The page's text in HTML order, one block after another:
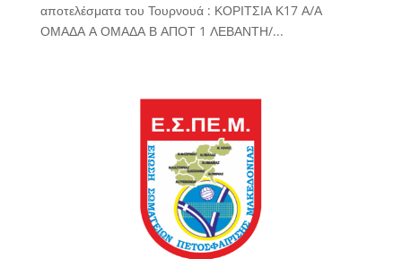
αποτελέσματα του Τουρνουά : ΚΟΡΙΤΣΙΑ Κ17 Α/Α
ΟΜΑΔΑ Α ΟΜΑΔΑ Β ΑΠΟΤ 1 ΛΕΒΑΝΤΗ/...